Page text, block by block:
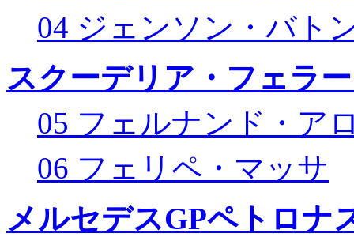
04 ジェンソン・バト
スクーデリア・フェラ
05 フェルナンド・ア
06 フェリペ・マッサ
メルセデスGPペトロナ